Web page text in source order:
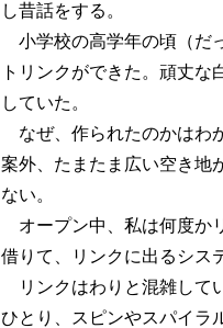
し昔話をする。
小学校の高学年の頃（だ
トリンクができた。頑丈
していた。
なぜ、作られたのかはわ
案外、たまたま広い空き地
ない。
オープン中、私は何度か
借りて、リンクに出るシス
リンクはわりと混雑して
ひとり、スピンやスパイラ